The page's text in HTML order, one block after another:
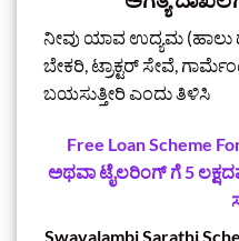
ನೀವು ಯಾವ ಉದ್ಯಮ (ಹಾಲು
ಬೇಕರಿ, ಟ್ರಾಕ್ಟರ್ ಸೇವೆ,
ಬಯಸುತ್ತೀರಿ ಎಂದು ತಿಳಿಸಿ
Free Loan Scheme
ಅಥವಾ ಟೈಲರಿಂಗ್ ಗೆ 5
Swavalambi Sarathi